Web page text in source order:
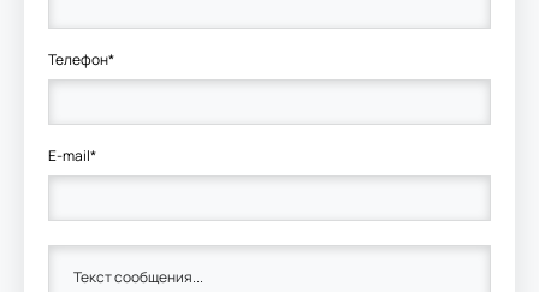
Телефон*
E-mail*